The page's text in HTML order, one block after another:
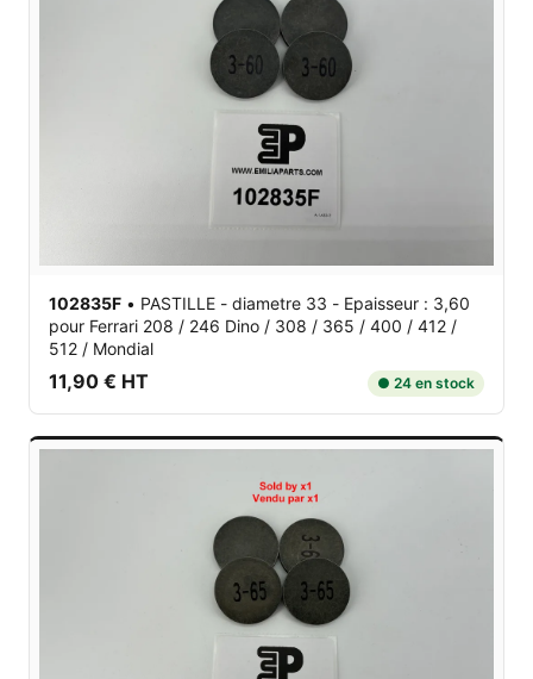
102835F • PASTILLE - diametre 33 - Epaisseur : 3,60
pour Ferrari 208 / 246 Dino / 308 / 365 / 400 / 412 /
512 / Mondial
11,90 € HT ● 24 en stock